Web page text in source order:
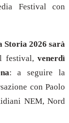
Festival con
Storia 2026 sarà
festival, venerdì
: a seguire la
con Paolo
NEM, Nord